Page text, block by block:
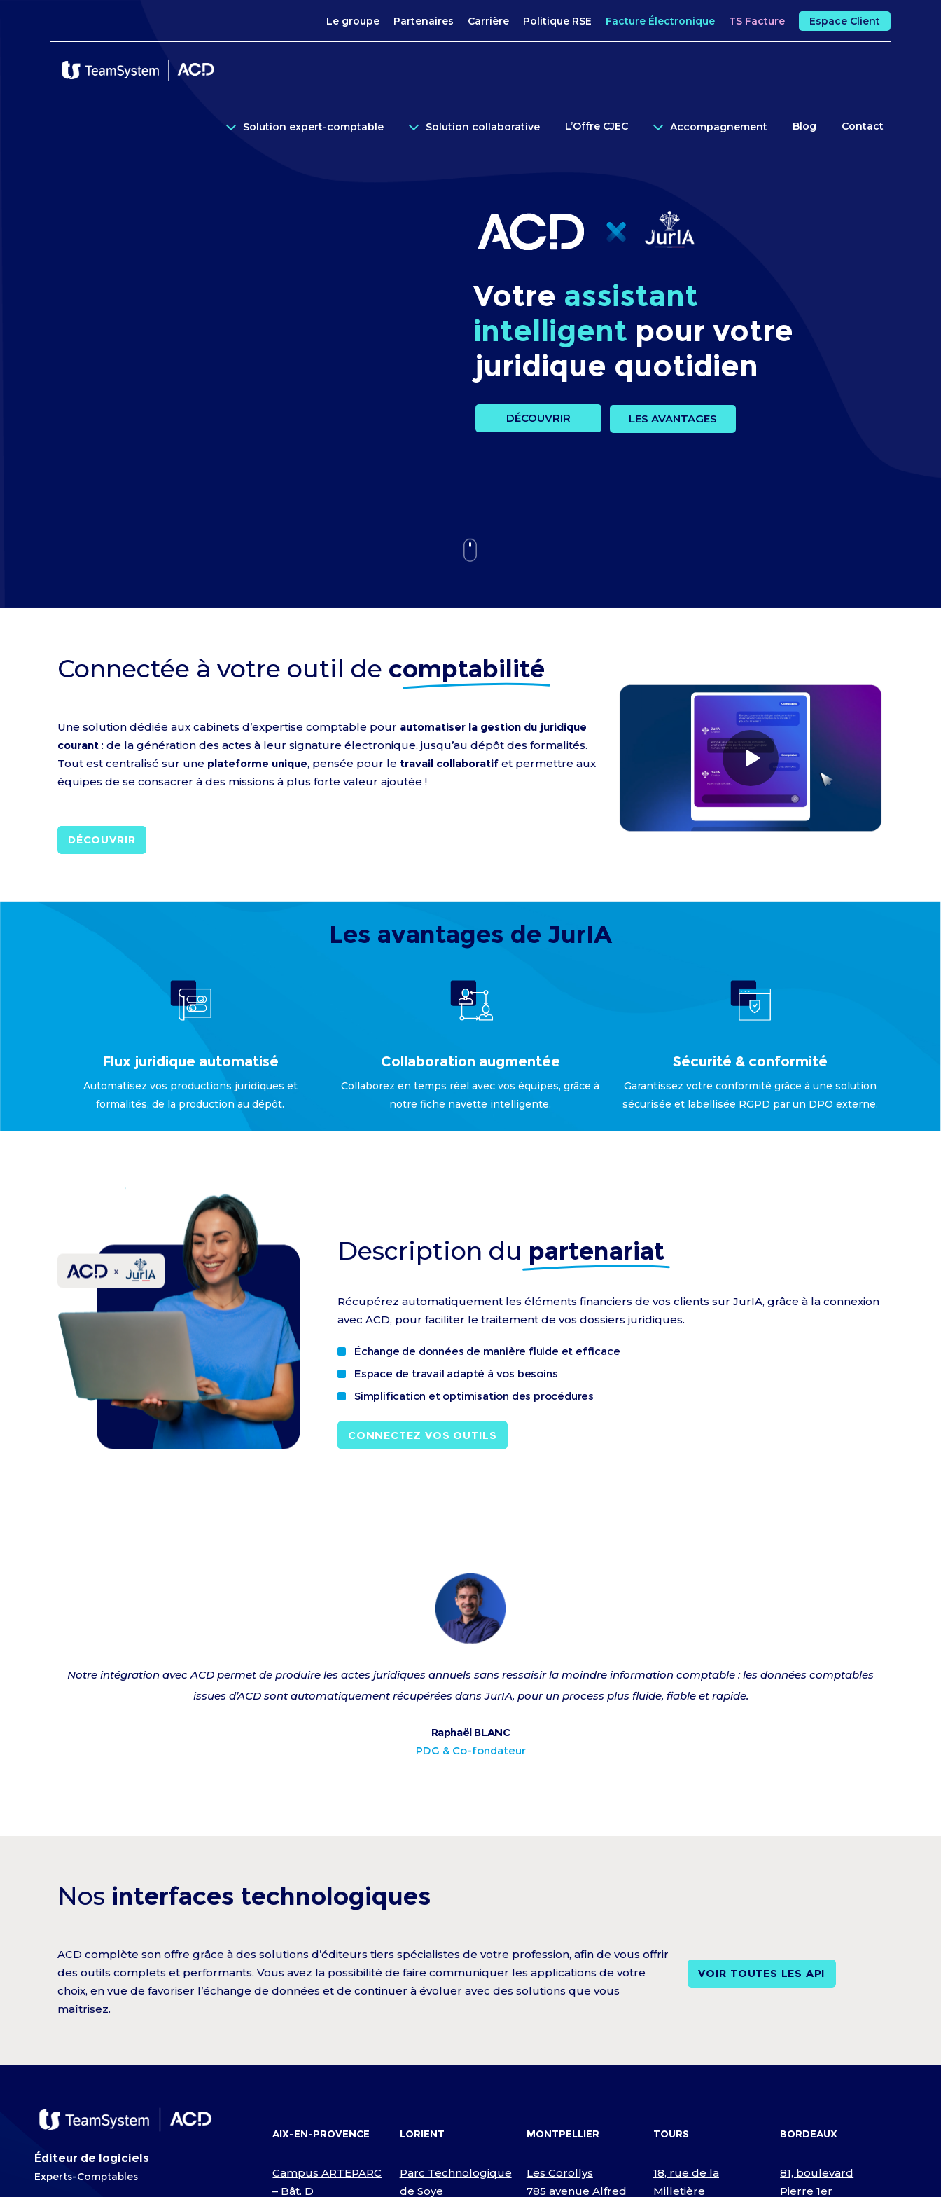
Le groupe Partenaires Carrière Politique RSE Facture Électronique TS Facture Espace Client
Solution expert-comptable Solution collaborative L’Offre CJEC Accompagnement Blog Contact
DÉCOUVRIR
Votre assistant
intelligent pour votre
juridique quotidien
LES AVANTAGES
Connectée à votre outil de comptabilité
Une solution dédiée aux cabinets d’expertise comptable pour automatiser la gestion du juridique
courant : de la génération des actes à leur signature électronique, jusqu’au dépôt des formalités.
Tout est centralisé sur une plateforme unique, pensée pour le travail collaboratif et permettre aux
équipes de se consacrer à des missions à plus forte valeur ajoutée !
DÉCOUVRIR
Les avantages de JurIA
Flux juridique automatisé
Automatisez vos productions juridiques et
formalités, de la production au dépôt.
Collaboration augmentée
Collaborez en temps réel avec vos équipes, grâce à
notre fiche navette intelligente.
Sécurité & conformité
Garantissez votre conformité grâce à une solution
sécurisée et labellisée RGPD par un DPO externe.
Description du partenariat
Récupérez automatiquement les éléments financiers de vos clients sur JurIA, grâce à la connexion
avec ACD, pour faciliter le traitement de vos dossiers juridiques.
Échange de données de manière fluide et efficace
Espace de travail adapté à vos besoins
Simplification et optimisation des procédures
CONNECTEZ VOS OUTILS
Notre intégration avec ACD permet de produire les actes juridiques annuels sans ressaisir la moindre information comptable : les données comptables
issues d’ACD sont automatiquement récupérées dans JurIA, pour un process plus fluide, fiable et rapide.
Raphaël BLANC
PDG & Co-fondateur
Nos interfaces technologiques
ACD complète son offre grâce à des solutions d’éditeurs tiers spécialistes de votre profession, afin de vous offrir
des outils complets et performants. Vous avez la possibilité de faire communiquer les applications de votre
choix, en vue de favoriser l’échange de données et de continuer à évoluer avec des solutions que vous
maîtrisez.
VOIR TOUTES LES API
Éditeur de logiciels
Experts-Comptables
AIX-EN-PROVENCE
Campus ARTEPARC
– Bât. D
LORIENT
Parc Technologique
de Soye
MONTPELLIER
Les Corollys
785 avenue Alfred
TOURS
18, rue de la
Milletière
BORDEAUX
81, boulevard
Pierre 1er